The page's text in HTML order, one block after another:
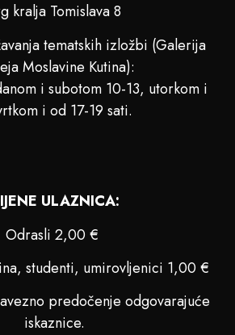
kralja Tomislava 8
tematskih izložbi (Galerija
Moslavine Kutina):
i subotom 10-13, utorkom i
i od 17-19 sati.
ULAZNICA:
Odrasli 2,00 €
studenti, umirovljenici 1,00 €
predočenje odgovarajuće
iskaznice.